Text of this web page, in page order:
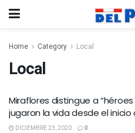
Home Category Local
Local
Miraflores distingue a
jugaron la vida desde el
DICIEMBRE 23, 2020 0